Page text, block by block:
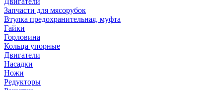
Запчасти для мясорубок
Втулка предохранительная, муфта
Гайки
Горловина
Кольца упорные
Двигатели
Насадки
Ножи
Редукторы